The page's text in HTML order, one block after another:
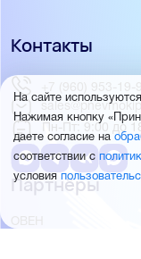
Партнёры
ОВЕН
Контакты
+7 (960) 953-19-
Пн-Пт: 9:00 до
На сайте
Нажимая кнопку
даете согласие на
соответствии с
условия